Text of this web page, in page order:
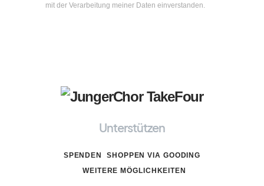
mit der Verarbeitung meiner Daten einverstanden.
Unterstützen
SPENDEN
SHOPPEN VIA GOODING
WEITERE MÖGLICHKEITEN